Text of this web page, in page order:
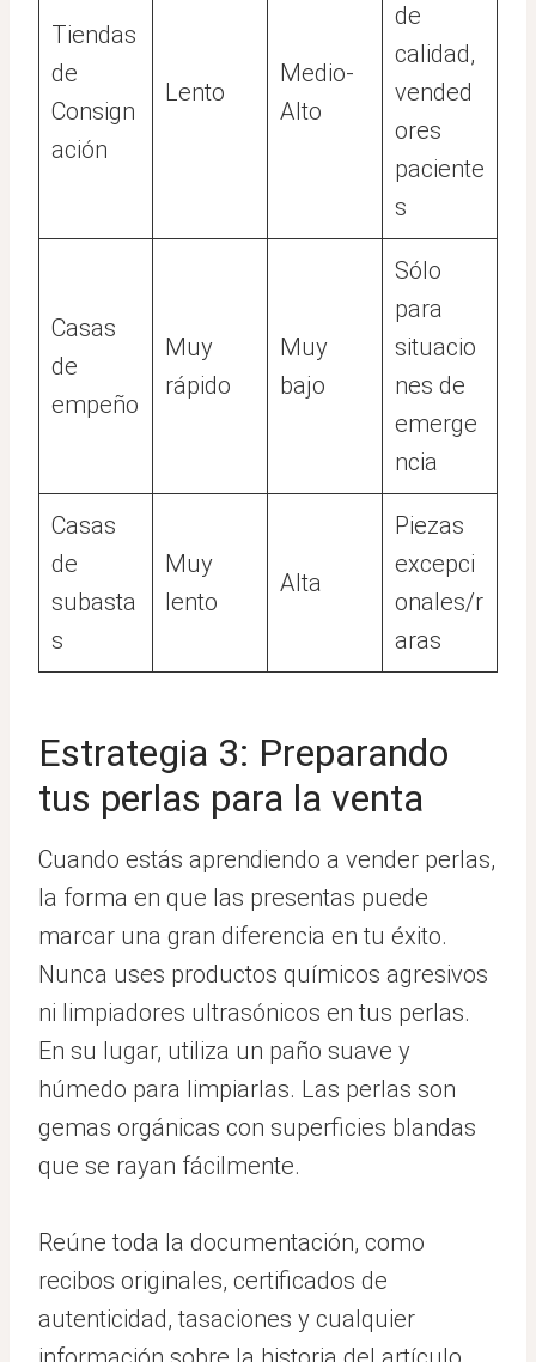
Tiendas
de
Consign
ación
Lento
Medio-
Alto
de
calidad,
vended
ores
paciente
s
Casas
de
empeño
Muy
rápido
Muy
bajo
Sólo
para
situacio
nes de
emerge
ncia
Casas
de
subasta
s
Muy
lento
Alta
Piezas
excepci
onales/r
aras
Estrategia 3: Preparando
tus perlas para la venta
Cuando estás aprendiendo a vender perlas,
la forma en que las presentas puede
marcar una gran diferencia en tu éxito.
Nunca uses productos químicos agresivos
ni limpiadores ultrasónicos en tus perlas.
En su lugar, utiliza un paño suave y
húmedo para limpiarlas. Las perlas son
gemas orgánicas con superficies blandas
que se rayan fácilmente.
Reúne toda la documentación, como
recibos originales, certificados de
autenticidad, tasaciones y cualquier